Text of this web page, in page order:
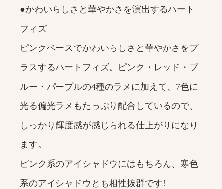
●かわいらしさと華やかさを演出するハート
フィズ
ピンクベースでかわいらしさと華やかさをプ
ラスするハートフィズ。ピンク・レッド・ブ
ルー・パープルの4種のラメに加えて、7色に
光る偏光ラメもたっぷり配合しているので、
しっかり輝度感が感じられる仕上がりになり
ます。
ピンク系のアイシャドウにはもちろん、寒色
系のアイシャドウとも相性抜群です!